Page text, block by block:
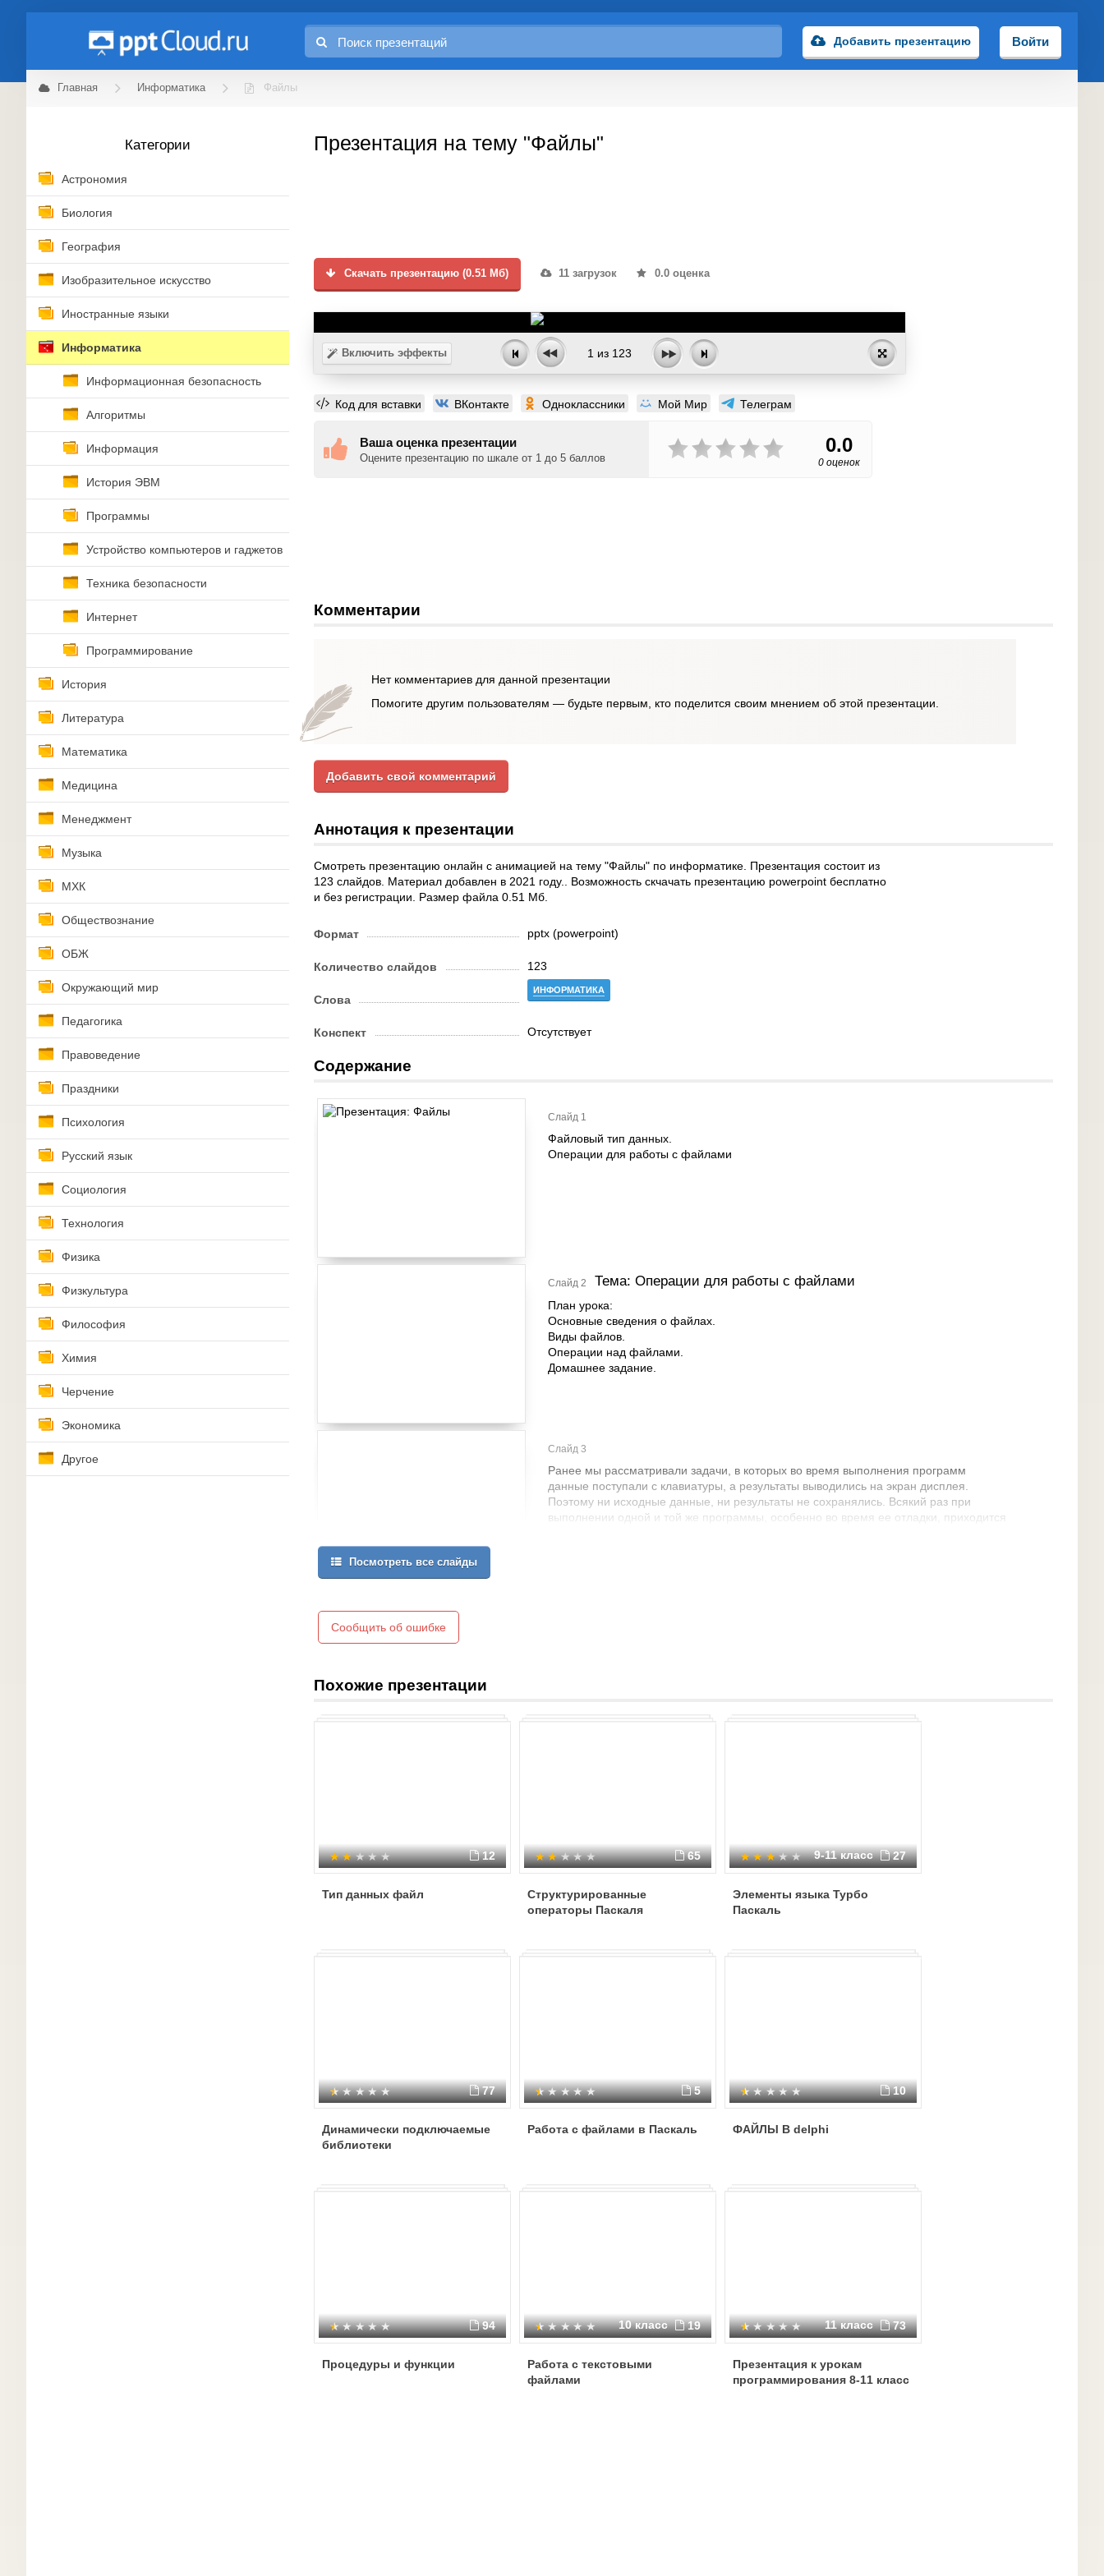
Добавить презентацию Войти
Главная Информатика Файлы
Категории
Астрономия
Биология
География
Изобразительное искусство
Иностранные языки
Информатика
Информационная безопасность
Алгоритмы
Информация
История ЭВМ
Программы
Устройство компьютеров и гаджетов
Техника безопасности
Интернет
Программирование
История
Литература
Математика
Медицина
Менеджмент
Музыка
МХК
Обществознание
ОБЖ
Окружающий мир
Педагогика
Правоведение
Праздники
Психология
Русский язык
Социология
Технология
Физика
Физкультура
Философия
Химия
Черчение
Экономика
Другое
Презентация на тему "Файлы"
Скачать презентацию (0.51 Мб) 11 загрузок 0.0 оценка
Включить эффекты 1 из 123
Код для вставки ВКонтакте Одноклассники Мой Мир Телеграм
Ваша оценка презентации
Оцените презентацию по шкале от 1 до 5 баллов
0.0
0 оценок
Комментарии
Нет комментариев для данной презентации
Помогите другим пользователям — будьте первым, кто поделится своим мнением об этой презентации.
Добавить свой комментарий
Аннотация к презентации
Смотреть презентацию онлайн с анимацией на тему "Файлы" по информатике. Презентация состоит из
123 слайдов. Материал добавлен в 2021 году.. Возможность скчачать презентацию powerpoint бесплатно
и без регистрации. Размер файла 0.51 Мб.
Формат pptx (powerpoint)
Количество слайдов 123
Слова
ИНФОРМАТИКА
Конспект Отсутствует
Содержание
Слайд 1
Файловый тип данных.
Операции для работы с файлами
Слайд 2 Тема: Операции для работы с файлами
План урока:
Основные сведения о файлах.
Виды файлов.
Операции над файлами.
Домашнее задание.
Слайд 3
Ранее мы рассматривали задачи, в которых во время выполнения программ
данные поступали с клавиатуры, а результаты выводились на экран дисплея.
Поэтому ни исходные данные, ни результаты не сохранялись. Всякий раз при
выполнении одной и той же программы, особенно во время ее отладки, приходится
Посмотреть все слайды
Сообщить об ошибке
Похожие презентации
12
Тип данных файл
65
Структурированные
операторы Паскаля
9-11 класс 27
Элементы языка Турбо
Паскаль
77
Динамически подключаемые
библиотеки
5
Работа с файлами в Паскаль
10
ФАЙЛЫ В delphi
94
Процедуры и функции
10 класс 19
Работа с текстовыми
файлами
11 класс 73
Презентация к урокам
программирования 8-11 класс